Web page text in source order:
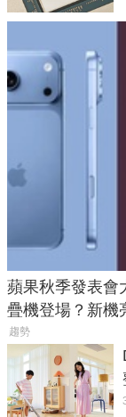
蘋果秋季發表會
疊機登場？新機
趨勢